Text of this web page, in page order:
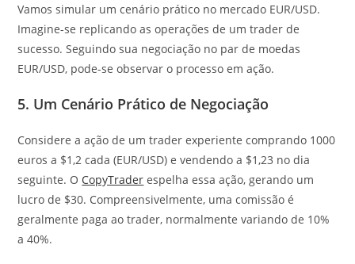
Vamos simular um cenário prático no mercado EUR/USD.
Imagine-se replicando as operações de um trader de
sucesso. Seguindo sua negociação no par de moedas
EUR/USD, pode-se observar o processo em ação.
5. Um Cenário Prático de Negociação
Considere a ação de um trader experiente comprando 1000
euros a $1,2 cada (EUR/USD) e vendendo a $1,23 no dia
seguinte. O CopyTrader espelha essa ação, gerando um
lucro de $30. Compreensivelmente, uma comissão é
geralmente paga ao trader, normalmente variando de 10%
a 40%.